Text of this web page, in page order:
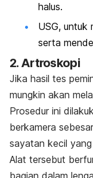
halus.
USG, untuk
serta
2. Artroskopi
Jika hasil tes
mungkin akan
Prosedur ini
berkamera
sayatan kecil
Alat tersebut
bagian dalam